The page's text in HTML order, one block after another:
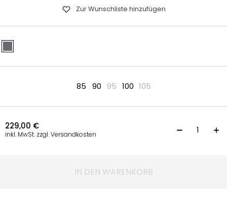
Zur Wunschliste hinzufügen
85 90 95 100 105
229,00 €
inkl. MwSt. zzgl. Versandkosten
IN DEN WARENKORB